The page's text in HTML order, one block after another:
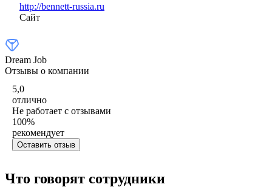
http://bennett-russia.ru
Сайт
Dream Job
Отзывы о компании
5,0
отлично
Не работает с отзывами
100%
рекомендует
Оставить отзыв
Что говорят сотрудники